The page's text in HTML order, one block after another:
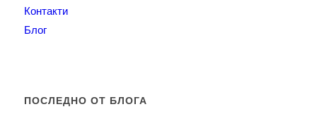
Контакти
Блог
ПОСЛЕДНО ОТ БЛОГА